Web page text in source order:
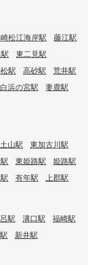
松江海岸駅
藤江駅
東二見駅
駅 高砂駅
荒井駅
白浜の宮駅
妻鹿駅
土山駅
東加古川駅
東姫路駅
姫路駅
有年駅 上郡駅
駅 溝口駅
福崎駅
新井駅